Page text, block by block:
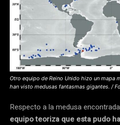
Otro equipo de Reino Unido hizo un mapa
han visto medusas fantasmas gigantes. /
Respecto a la medusa
equipo teoriza que esta pudo